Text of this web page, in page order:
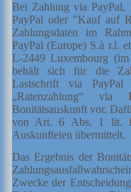
Bei Zahlung via PayPal,
PayPal oder "Kauf auf
Zahlungsdaten im
PayPal (Europe) S.à r.l.
L-2449 Luxembourg
behält sich für die
Lastschrift via
„Ratenzahlung“ via
Bonitätsauskunft vor.
von Art. 6 Abs. 1 lit. f
Auskunfteien übermittelt.
Das Ergebnis der
Zwecke der